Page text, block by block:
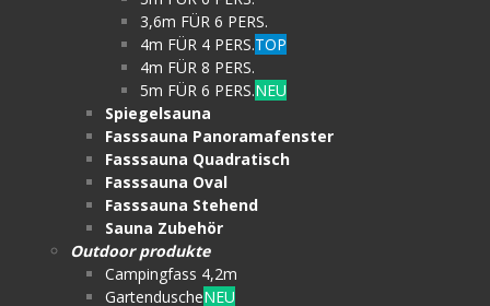
3,6m FÜR 6 PERS.
4m FÜR 4 PERS.TOP
4m FÜR 8 PERS.
5m FÜR 6 PERS.NEU
Spiegelsauna
Fasssauna Panoramafenster
Fasssauna Quadratisch
Fasssauna Oval
Fasssauna Stehend
Sauna Zubehör
Outdoor produkte
Campingfass 4,2m
GartenduscheNEU